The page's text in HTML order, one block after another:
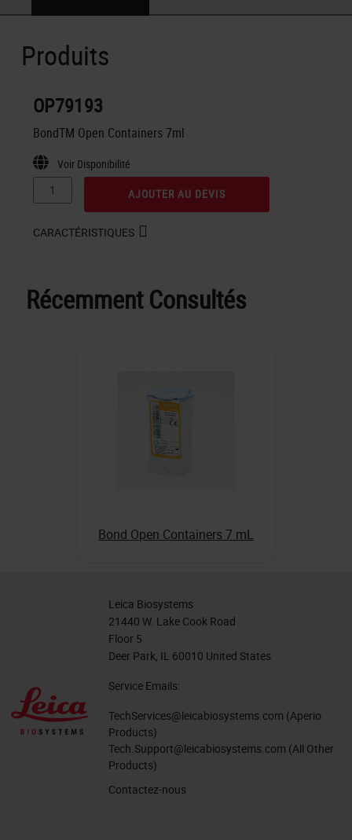
Produits
OP79193
BondTM Open Containers 7ml
Voir Disponibilité
AJOUTER AU DEVIS
CARACTÉRISTIQUES
Récemment Consultés
Bond Open Containers 7 mL
Leica Biosystems
21440 W. Lake Cook Road
Floor 5
Deer Park, IL 60010 United States
Service Emails:
TechServices@leicabiosystems.com (Aperio
Products)
Tech.Support@leicabiosystems.com (All Other
Products)
Contactez-nous